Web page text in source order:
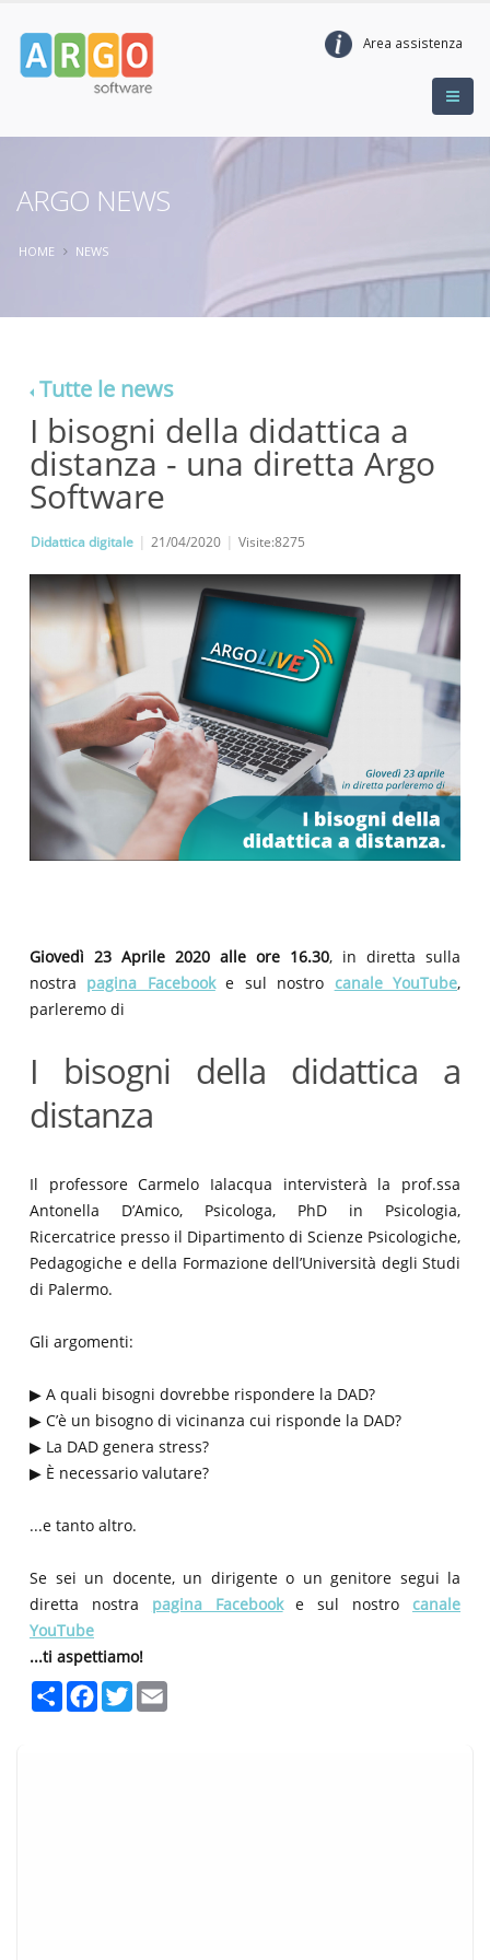
Area assistenza
ARGO NEWS
HOME NEWS
Tutte le news
I bisogni della didattica a
distanza - una diretta Argo
Software
Didattica digitale | 21/04/2020 | Visite:8275
Giovedì 23 Aprile 2020 alle ore 16.30, in diretta sulla
nostra pagina Facebooke sul nostro canale YouTube,
parleremo di
I bisogni della didattica a
distanza
Il professore Carmelo Ialacqua intervisterà la prof.ssa
Antonella D’Amico, Psicologa, PhD in Psicologia,
Ricercatrice presso il Dipartimento di Scienze Psicologiche,
Pedagogiche e della Formazione dell’Università degli Studi
di Palermo.
Gli argomenti:
▶ A quali bisogni dovrebbe rispondere la DAD?
▶ C’è un bisogno di vicinanza cui risponde la DAD?
▶ La DAD genera stress?
▶ È necessario valutare?
...e tanto altro.
Se sei un docente, un dirigente o un genitore segui la
diretta nostra pagina Facebooke sul nostrocanale
YouTube
...ti aspettiamo!
S
h
F
a
T
w
E
m